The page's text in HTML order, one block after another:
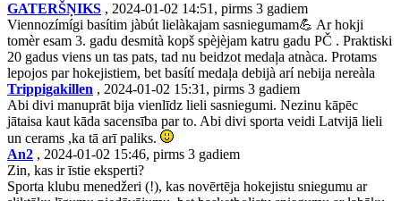
GATERŠŅIKS , 2024-01-02 14:51, pirms 3 gadiem
Viennozímígi basítim jàbút lielàkajam sasniegumam💪 Ar hokji
tomèr esam 3. gadu desmità kopš spèjèjam katru gadu PČ . Praktiski
20 gadus viens un tas pats, tad nu beidzot medaļa atnàca. Protams
lepojos par hokejistiem, bet basítí medaļa debijà arí nebija nereàla
Trippigakillen , 2024-01-02 15:31, pirms 3 gadiem
Abi divi manuprāt bija vienlīdz lieli sasniegumi. Nezinu kāpēc
jātaisa kaut kāda sacensība par to. Abi divi sporta veidi Latvijā lieli
un cerams ,ka tā arī paliks.
An2 , 2024-01-02 15:46, pirms 3 gadiem
Zin, kas ir īstie eksperti?
Sporta klubu menedžeri (!), kas novērtēja hokejistu sniegumu ar